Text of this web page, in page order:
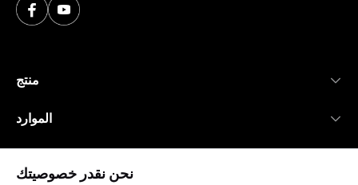
منتج
الموارد
نحن نقدر خصوصيتك